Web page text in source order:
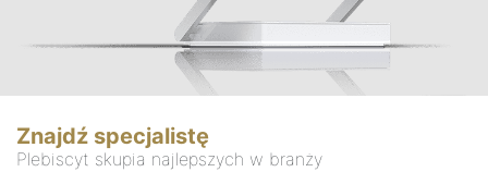
Znajdź specjalistę
Plebiscyt skupia najlepszych w branży